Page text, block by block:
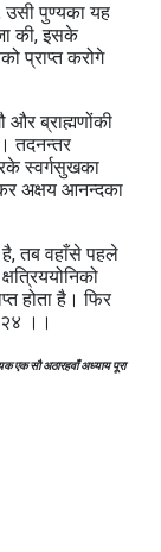
उसी पुण्यका यह
की, इसके
प्राप्त करोगे
ब्राह्मणोंकी
तदनन्तर
स्वर्गसुखका
अक्षय आनन्दका
तब वहाँसे पहले
होता है। फिर
२४ ।।
एक सौ अठारहवाँ अध्याय पूरा